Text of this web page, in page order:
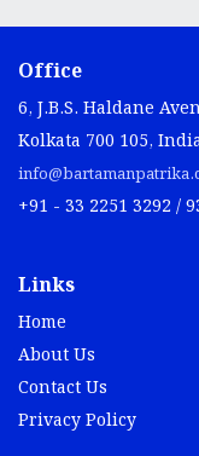
Office
6, J.B.S. Haldane
Kolkata 700 105,
+91 - 33 2251 3292 /
Links
Home
About Us
Contact Us
Privacy Policy